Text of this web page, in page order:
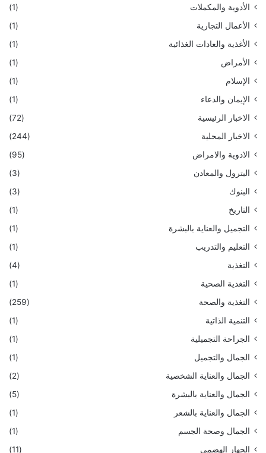
الأدوية والمكملات
(1)
الأعمال التجارية
(1)
الأغذية والعادات الغذائية
(1)
الأمراض
(1)
الإسلام
(1)
الإيمان والدعاء
(1)
الاخبار الرئيسية
(72)
الاخبار المحلية
(244)
الادوية والامراض
(95)
البترول والمعادن
(3)
البنوك
(3)
التاريخ
(1)
التجميل والعناية بالبشرة
(1)
التعليم والتدريب
(1)
التغذية
(4)
التغذية الصحية
(1)
التغذية والصحة
(259)
التنمية الذاتية
(1)
الجراحة التجميلية
(1)
الجمال والتجميل
(1)
الجمال والعناية الشخصية
(2)
الجمال والعناية بالبشرة
(5)
الجمال والعناية بالشعر
(1)
الجمال وصحة الجسم
(1)
الجهاز الهضمي
(11)